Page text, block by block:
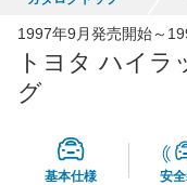
65,050円
*当該価格は車種別の価格とな
1997年9月発売開始～
トヨタ ハイラ
グ
基本仕様 安